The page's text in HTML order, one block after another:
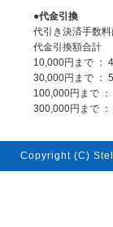
●代金引換
代引き決済手数
代金引換額合計
10,000円まで ：
30,000円まで ：
100,000円まで
300,000円まで
Copyright (C)